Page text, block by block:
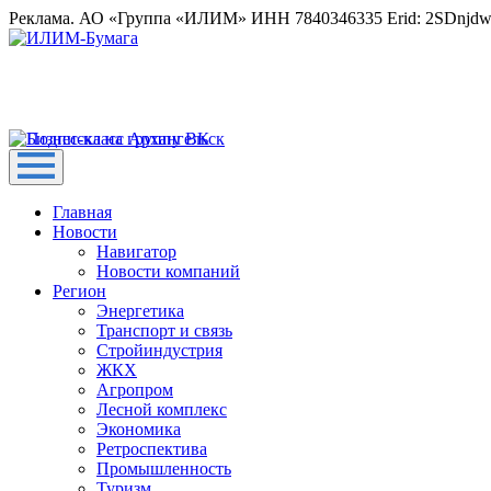
Реклама. АО «Группа «ИЛИМ» ИНН 7840346335 Erid:
Главная
Новости
Навигатор
Новости компаний
Регион
Энергетика
Транспорт и связь
Стройиндустрия
ЖКХ
Агропром
Лесной комплекс
Экономика
Ретроспектива
Промышленность